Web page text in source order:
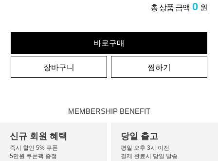
총 상품 금액 0 원
바로구매
장바구니 찜하기
MEMBERSHIP BENEFIT
신규 회원 혜택
즉시 할인 5% 쿠폰
5만원 쿠폰팩 증정
당일 출고
평일 오후 3시 이전
결제 완료시 당일 발송